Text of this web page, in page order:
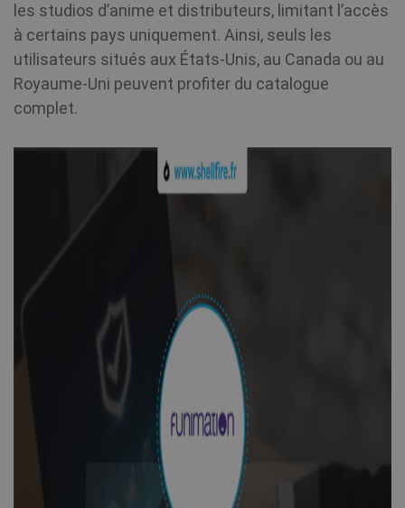
les studios d’anime et distributeurs, limitant l’accès
à certains pays uniquement. Ainsi, seuls les
utilisateurs situés aux États-Unis, au Canada ou au
Royaume-Uni peuvent profiter du catalogue
complet.